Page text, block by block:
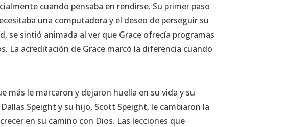
cuando pensaba en rendirse. Su primer paso
una computadora y el deseo de perseguir su
se sintió animada al ver que Grace ofrecía programas
La acreditación de Grace marcó la diferencia cuando
más le marcaron y dejaron huella en su vida y su
Speight y su hijo, Scott Speight, le cambiaron la
en su camino con Dios. Las lecciones que